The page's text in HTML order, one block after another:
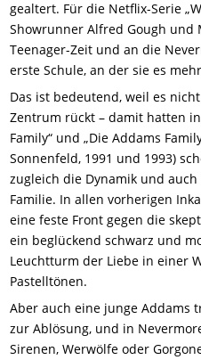
gealtert. Für die Netflix-Serie
Showrunner Alfred Gough
Teenager-Zeit und an die
erste Schule, an der sie es
Das ist bedeutend, weil es
Zentrum rückt – damit hatten
Family“ und „Die Addams
Sonnenfeld, 1991 und 1993)
zugleich die Dynamik und
Familie. In allen vorherigen
eine feste Front gegen die
ein beglückend schwarz und
Leuchtturm der Liebe in einer
Pastelltönen.
Aber auch eine junge
zur Ablösung, und in
Sirenen, Werwölfe oder